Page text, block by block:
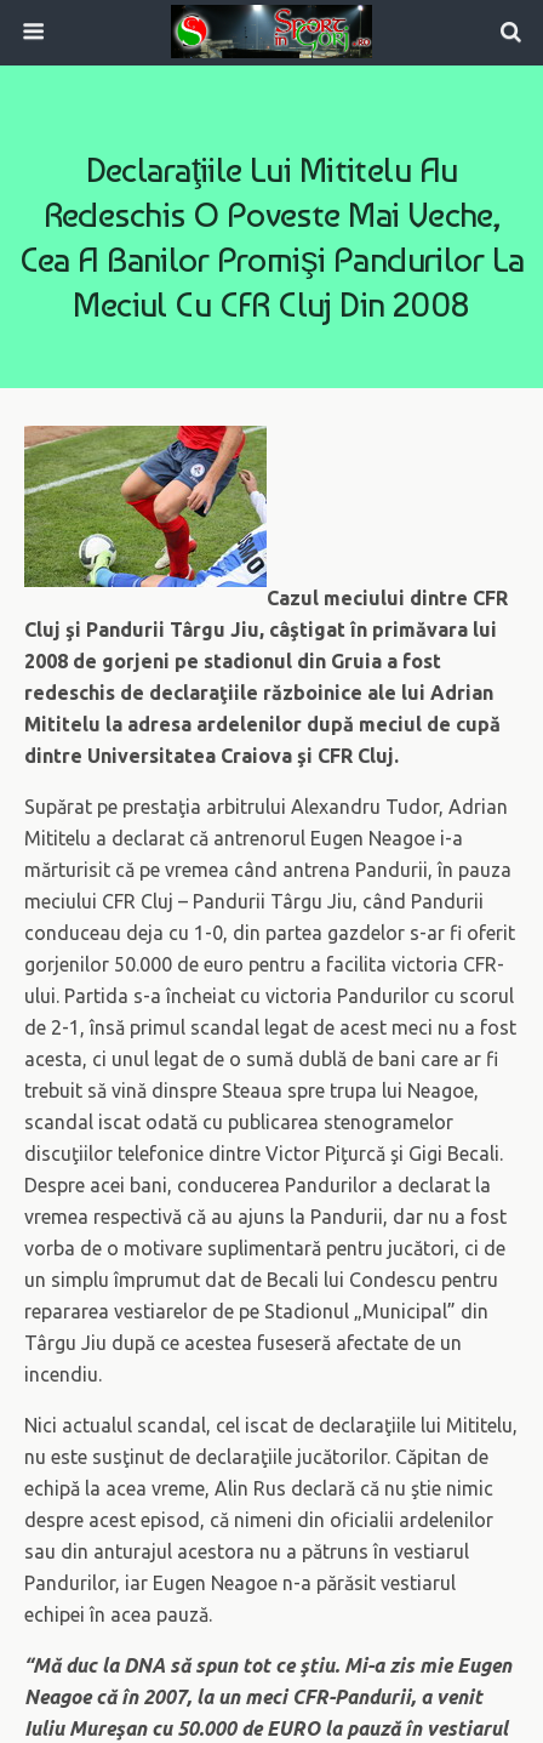
Declaraţiile Lui Mititelu Au
Redeschis O Poveste Mai Veche,
Cea A Banilor Promişi Pandurilor La
Meciul Cu CFR Cluj Din 2008
Cazul meciului dintre CFR
Cluj şi Pandurii Târgu Jiu, câştigat în primăvara lui
2008 de gorjeni pe stadionul din Gruia a fost
redeschis de declaraţiile războinice ale lui Adrian
Mititelu la adresa ardelenilor după meciul de cupă
dintre Universitatea Craiova şi CFR Cluj.
Supărat pe prestaţia arbitrului Alexandru Tudor, Adrian
Mititelu a declarat că antrenorul Eugen Neagoe i-a
mărturisit că pe vremea când antrena Pandurii, în pauza
meciului CFR Cluj – Pandurii Târgu Jiu, când Pandurii
conduceau deja cu 1-0, din partea gazdelor s-ar fi oferit
gorjenilor 50.000 de euro pentru a facilita victoria CFR-
ului. Partida s-a încheiat cu victoria Pandurilor cu scorul
de 2-1, însă primul scandal legat de acest meci nu a fost
acesta, ci unul legat de o sumă dublă de bani care ar fi
trebuit să vină dinspre Steaua spre trupa lui Neagoe,
scandal iscat odată cu publicarea stenogramelor
discuţiilor telefonice dintre Victor Piţurcă şi Gigi Becali.
Despre acei bani, conducerea Pandurilor a declarat la
vremea respectivă că au ajuns la Pandurii, dar nu a fost
vorba de o motivare suplimentară pentru jucători, ci de
un simplu împrumut dat de Becali lui Condescu pentru
repararea vestiarelor de pe Stadionul „Municipal” din
Târgu Jiu după ce acestea fuseseră afectate de un
incendiu.
Nici actualul scandal, cel iscat de declaraţiile lui Mititelu,
nu este susţinut de declaraţiile jucătorilor. Căpitan de
echipă la acea vreme, Alin Rus declară că nu ştie nimic
despre acest episod, că nimeni din oficialii ardelenilor
sau din anturajul acestora nu a pătruns în vestiarul
Pandurilor, iar Eugen Neagoe n-a părăsit vestiarul
echipei în acea pauză.
“Mă duc la DNA să spun tot ce ştiu. Mi-a zis mie Eugen
Neagoe că în 2007, la un meci CFR-Pandurii, a venit
Iuliu Mureşan cu 50.000 de EURO la pauză în vestiarul